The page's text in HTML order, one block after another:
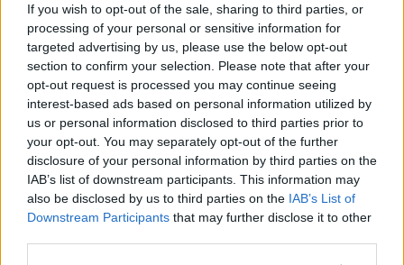
If you wish to opt-out of the sale, sharing to third parties, or
processing of your personal or sensitive information for
targeted advertising by us, please use the below opt-out
section to confirm your selection. Please note that after your
opt-out request is processed you may continue seeing
interest-based ads based on personal information utilized by
us or personal information disclosed to third parties prior to
your opt-out. You may separately opt-out of the further
disclosure of your personal information by third parties on the
IAB’s list of downstream participants. This information may
also be disclosed by us to third parties on the IAB’s List of
Downstream Participants that may further disclose it to other
DILLON DANIS
Hype FC ønsker å booke Dillon Danis vs Chanko Zaynukov
Erik Solvang 13 January, 2026 15:37